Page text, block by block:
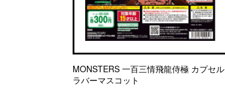
MONSTERS 一百三情飛龍侍極 カプセル
ラバーマスコット